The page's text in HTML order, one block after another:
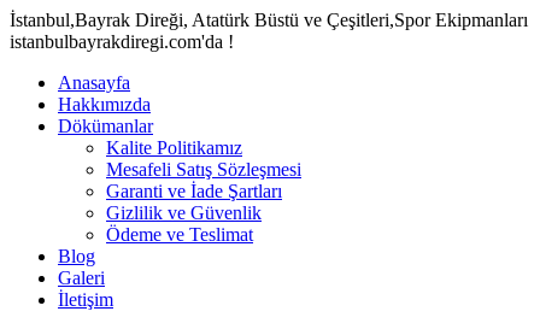
İstanbul,Bayrak Direği, Atatürk Büstü ve Çeşitleri,Spor Ekipmanları
istanbulbayrakdiregi.com'da !
Anasayfa
Hakkımızda
Dökümanlar
Kalite Politikamız
Mesafeli Satış Sözleşmesi
Garanti ve İade Şartları
Gizlilik ve Güvenlik
Ödeme ve Teslimat
Blog
Galeri
İletişim